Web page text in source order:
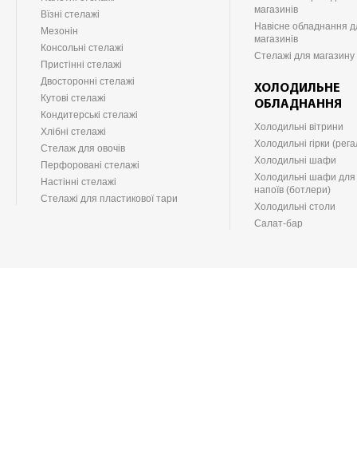
Вїзні стелажі
Мезонін
Консольні стелажі
Пристінні стелажі
Двосторонні стелажі
Кутові стелажі
Кондитерські стелажі
Хлібні стелажі
Стелаж для овочів
Перфоровані стелажі
Настінні стелажі
Стелажі для пластикової тари
магазинів
Навісне обладнання
магазинів
Стелажі для магазину
ХОЛОДИЛЬНЕ
ОБЛАДНАННЯ
Холодильні вітрини
Холодильні гірки
Холодильні шафи
Холодильні шафи для
напоїв (ботлери)
Холодильні столи
Салат-бар